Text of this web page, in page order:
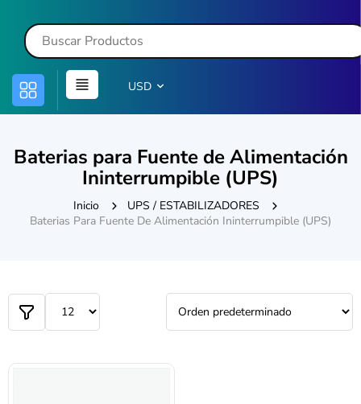
USD
Baterias para Fuente de Alimentación
Ininterrumpible (UPS)
Inicio
UPS / ESTABILIZADORES
Baterias Para Fuente De Alimentación Ininterrumpible (UPS)